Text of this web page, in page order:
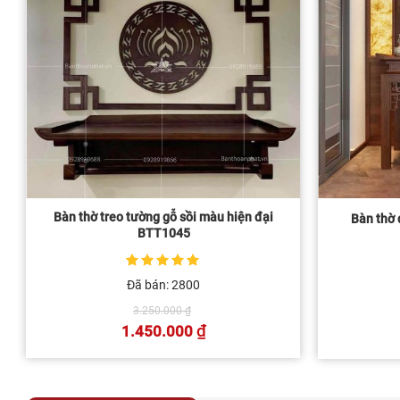
Bàn thờ treo tường gỗ sồi màu hiện đại
BTT1045
Đã bán: 2800
5trên 5 dựa
trên
1
đánh giá
3.250.000₫
gốc
là:
1.450.000 ₫
hiện
1.450.000 ₫.
Bàn thờ